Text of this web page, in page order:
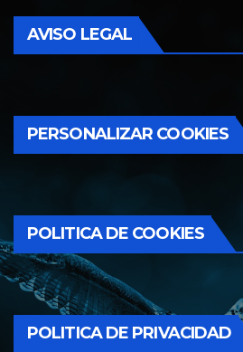
AVISO LEGAL
PERSONALIZAR COOKIES
POLITICA DE COOKIES
POLITICA DE PRIVACIDAD